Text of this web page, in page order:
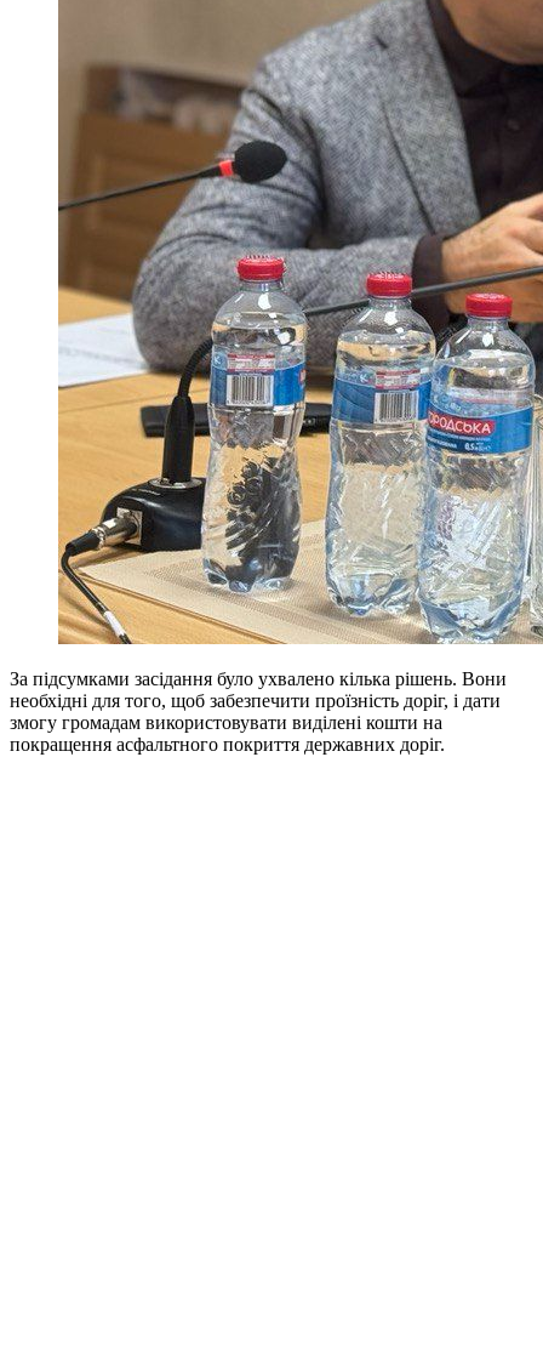
За підсумками засідання було ухвалено кілька рішень. Вони
необхідні для того, щоб забезпечити проїзність доріг, і дати
змогу громадам використовувати виділені кошти на
покращення асфальтного покриття державних доріг.